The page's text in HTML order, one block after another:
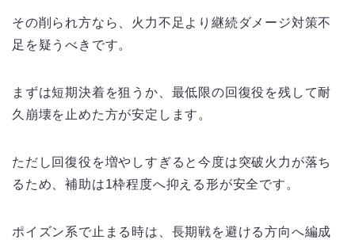
その削られ方なら、火力不足より継続ダメージ対策不
足を疑うべきです。
まずは短期決着を狙うか、最低限の回復役を残して耐
久崩壊を止めた方が安定します。
ただし回復役を増やしすぎると今度は突破火力が落ち
るため、補助は1枠程度へ抑える形が安全です。
ポイズン系で止まる時は、長期戦を避ける方向へ編成